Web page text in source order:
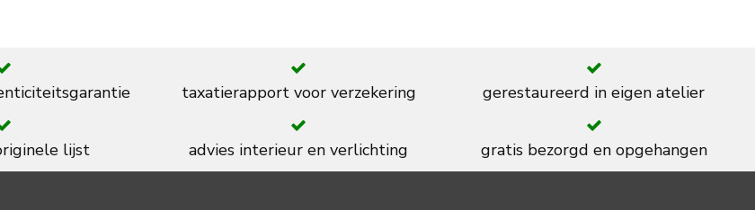
taxatierapport voor verzekering gerestaureerd in eigen atelier
lijst advies interieur en verlichting gratis bezorgd en opgehangen